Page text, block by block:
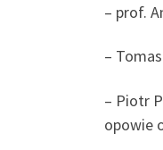
– prof.
–
– Piotr
opowie